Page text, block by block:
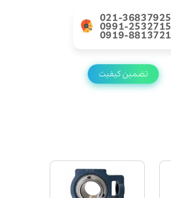
021-36837925
0991-2532715
0919-8813721
تضمین کیفیت